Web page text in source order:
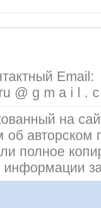
Email:
@ g m a i l .
на
об авторском
полное
информации